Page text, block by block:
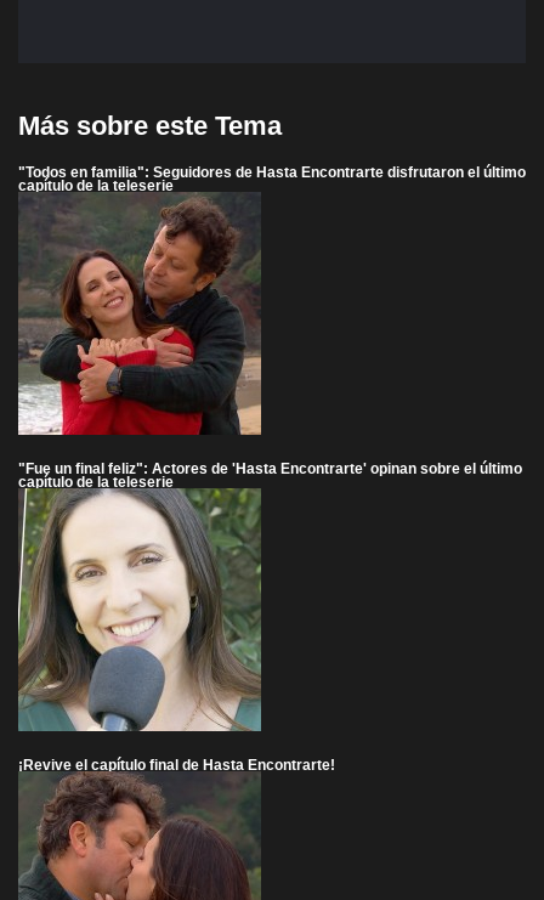
Más sobre este Tema
"Todos en familia": Seguidores de Hasta Encontrarte disfrutaron el último
capítulo de la teleserie
"Fue un final feliz": Actores de 'Hasta Encontrarte' opinan sobre el último
capítulo de la teleserie
¡Revive el capítulo final de Hasta Encontrarte!